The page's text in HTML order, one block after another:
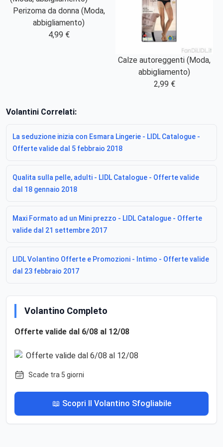
Perizoma da donna (Moda,
abbigliamento)
4,99 €
Calze autoreggenti (Moda,
abbigliamento)
2,99 €
Volantini Correlati:
La seduzione inizia con Esmara Lingerie - LIDL Catalogue -
Offerte valide dal 5 febbraio 2018
Qualita sulla pelle, adulti - LIDL Catalogue - Offerte valide
dal 18 gennaio 2018
Maxi Formato ad un Mini prezzo - LIDL Catalogue - Offerte
valide dal 21 settembre 2017
LIDL Volantino Offerte e Promozioni - Intimo - Offerte valide
dal 23 febbraio 2017
Volantino Completo
Offerte valide dal 6/08 al 12/08
Scade tra 5 giorni
📖 Scopri Il Volantino Sfogliabile